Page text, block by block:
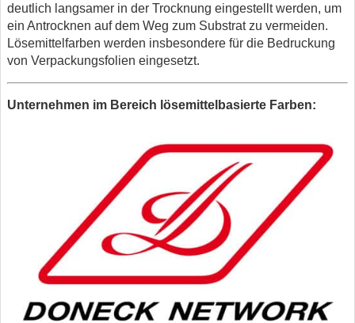
deutlich langsamer in der Trocknung eingestellt werden, um
ein Antrocknen auf dem Weg zum Substrat zu vermeiden.
Lösemittelfarben werden insbesondere für die Bedruckung
von Verpackungsfolien eingesetzt.
Unternehmen im Bereich lösemittelbasierte Farben: